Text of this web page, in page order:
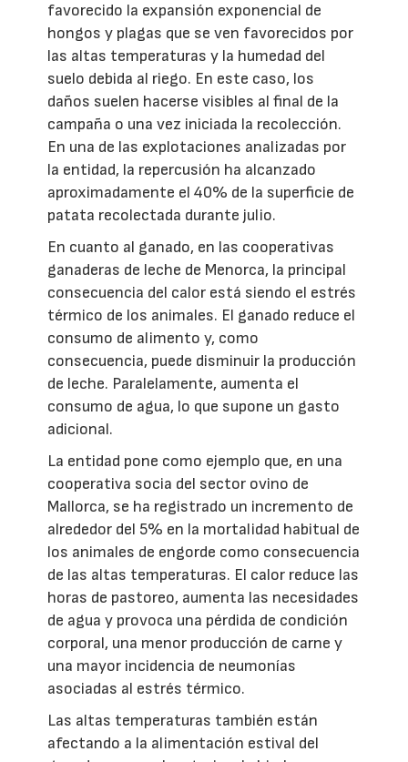
favorecido la expansión exponencial de
hongos y plagas que se ven favorecidos por
las altas temperaturas y la humedad del
suelo debida al riego. En este caso, los
daños suelen hacerse visibles al final de la
campaña o una vez iniciada la recolección.
En una de las explotaciones analizadas por
la entidad, la repercusión ha alcanzado
aproximadamente el 40% de la superficie de
patata recolectada durante julio.
En cuanto al ganado, en las cooperativas
ganaderas de leche de Menorca, la principal
consecuencia del calor está siendo el estrés
térmico de los animales. El ganado reduce el
consumo de alimento y, como
consecuencia, puede disminuir la producción
de leche. Paralelamente, aumenta el
consumo de agua, lo que supone un gasto
adicional.
La entidad pone como ejemplo que, en una
cooperativa socia del sector ovino de
Mallorca, se ha registrado un incremento de
alrededor del 5% en la mortalidad habitual de
los animales de engorde como consecuencia
de las altas temperaturas. El calor reduce las
horas de pastoreo, aumenta las necesidades
de agua y provoca una pérdida de condición
corporal, una menor producción de carne y
una mayor incidencia de neumonías
asociadas al estrés térmico.
Las altas temperaturas también están
afectando a la alimentación estival del